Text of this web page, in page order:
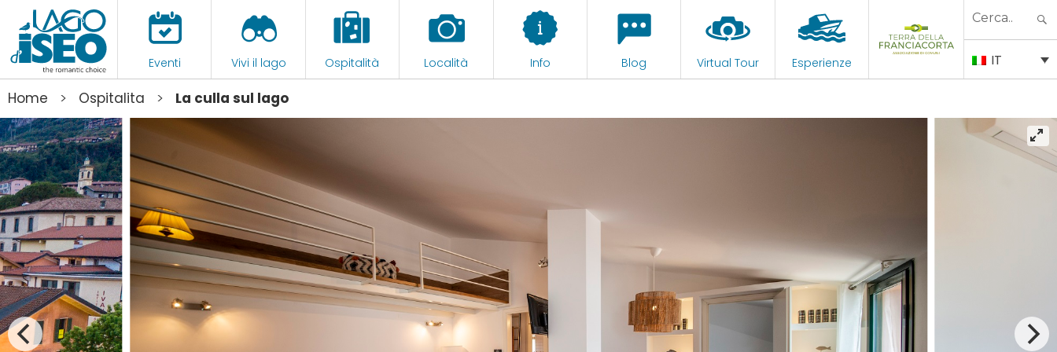
Eventi Vivi il lago Ospitalità Località Info Blog Virtual Tour Esperienze
Search
IT
Home > Ospitalita > La culla sul lago